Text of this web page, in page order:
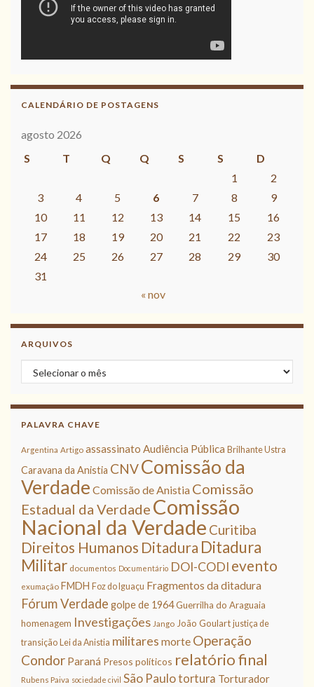
CALENDÁRIO DE POSTAGENS
agosto 2026
S
T Q Q S S
D
1
2
3
4 5 6 7 8
9
10
11 12 13 14 15
16
17
18 19 20 21 22
23
24
25 26 27 28 29
30
31
« nov
ARQUIVOS
Arquivos
PALAVRA CHAVE
Argentina Artigo assassinato Audiência Pública Brilhante Ustra
Caravana da Anistia CNVComissão da
Verdade Comissão de Anistia Comissão
Estadual da Verdade Comissão
Nacional da Verdade Curitiba
Direitos Humanos Ditadura Ditadura
Militar documentos Documentário DOI-CODI evento
exumação FMDH Foz do Iguaçu Fragmentos da ditadura
Fórum Verdade golpe de 1964Guerrilha do Araguaia
homenagem Investigações Jango João Goulart justiça de
transição Lei da Anistia militares morte Operação
Condor Paraná Presos políticos relatório final
Rubens Paiva sociedade civil São Paulotortura Torturador